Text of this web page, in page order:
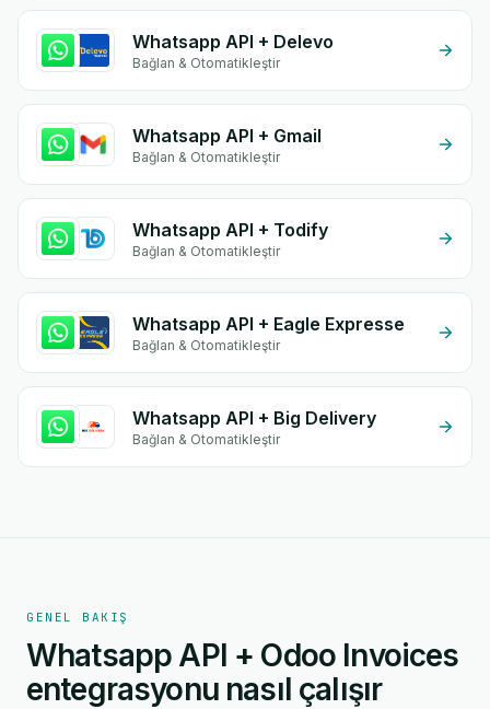
Whatsapp API + Delevo
Bağlan & Otomatikleştir
Whatsapp API + Gmail
Bağlan & Otomatikleştir
Whatsapp API + Todify
Bağlan & Otomatikleştir
Whatsapp API + Eagle Expresse
Bağlan & Otomatikleştir
Whatsapp API + Big Delivery
Bağlan & Otomatikleştir
GENEL BAKIŞ
Whatsapp API + Odoo Invoices
entegrasyonu nasıl çalışır